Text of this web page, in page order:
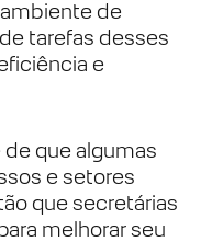
de
tarefas desses
e
que algumas
e setores
que secretárias
melhorar seu